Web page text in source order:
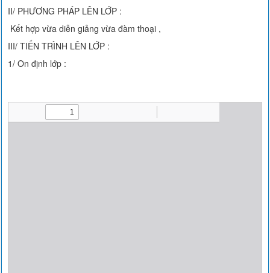
II/ PHƯƠNG PHÁP LÊN LỚP :
Kết hợp vừa diễn giảng vừa đàm thoại ,
III/ TIẾN TRÌNH LÊN LỚP :
1/ On định lớp :